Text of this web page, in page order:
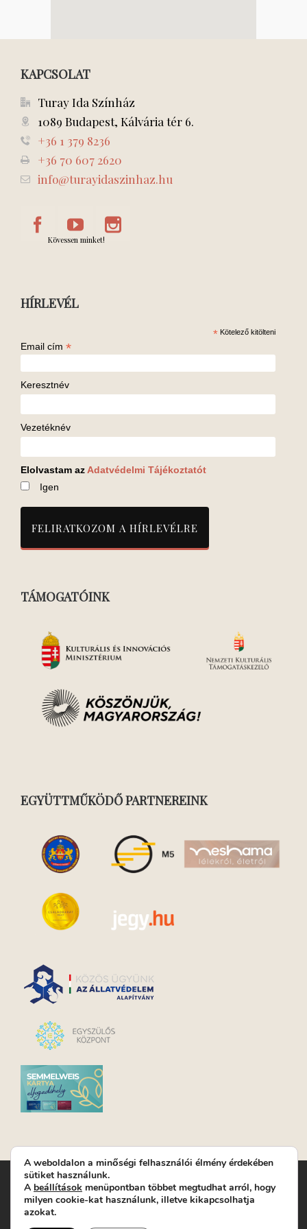
KAPCSOLAT
Turay Ida Színház
1089 Budapest, Kálvária tér 6.
+36 1 379 8236
+36 70 607 2620
info@turayidaszinhaz.hu
Kövessen minket!
HÍRLEVÉL
* Kötelező kitölteni
Email cím *
Keresztnév
Vezetéknév
Elolvastam az Adatvédelmi Tájékoztatót
Igen
TÁMOGATÓINK
EGYÜTTMŰKÖDŐ PARTNEREINK
Turay Ida Színház Közhasznú Nonprofit Kft. | Működési
helyszín: Turay Ida Színház 1089 Budapest, Kálvária tér 6. |
Levelezési cím: 1089 Budapest, Kálvária tér 14. | Titkárság:
A weboldalon a minőségi felhasználói élmény érdekében
sütiket használunk.
A beállítások menüpontban többet megtudhat arról, hogy
milyen cookie-kat használunk, illetve kikapcsolhatja
azokat.